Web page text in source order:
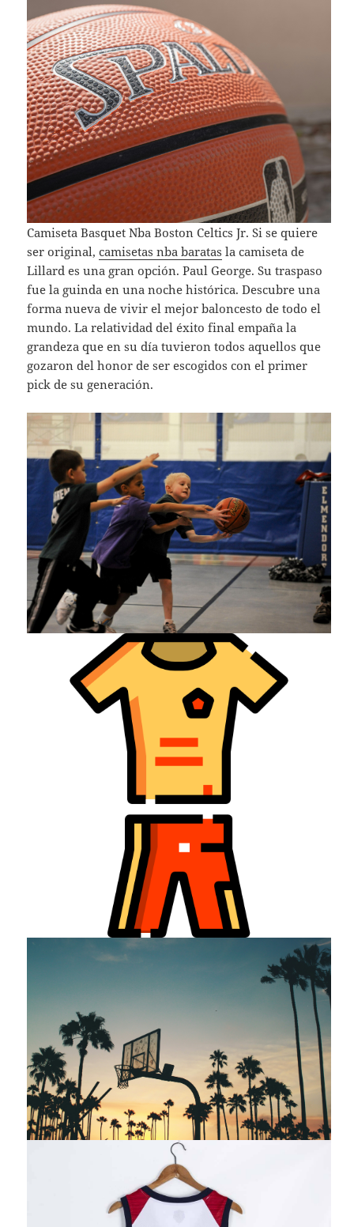
Camiseta Basquet Nba Boston Celtics Jr. Si se quiere
ser original,camisetas nba baratas la camiseta de
Lillard es una gran opción. Paul George. Su traspaso
fue la guinda en una noche histórica. Descubre una
forma nueva de vivir el mejor baloncesto de todo el
mundo. La relatividad del éxito final empaña la
grandeza que en su día tuvieron todos aquellos que
gozaron del honor de ser escogidos con el primer
pick de su generación.